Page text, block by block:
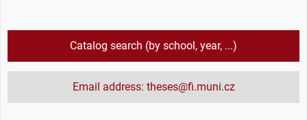
Catalog search (by school, year, ...)
Email address: theses@fi.muni.cz